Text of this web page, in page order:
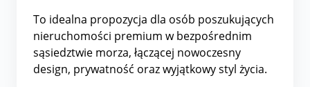
To idealna propozycja dla osób poszukujących
nieruchomości premium w bezpośrednim
sąsiedztwie morza, łączącej nowoczesny
design, prywatność oraz wyjątkowy styl życia.